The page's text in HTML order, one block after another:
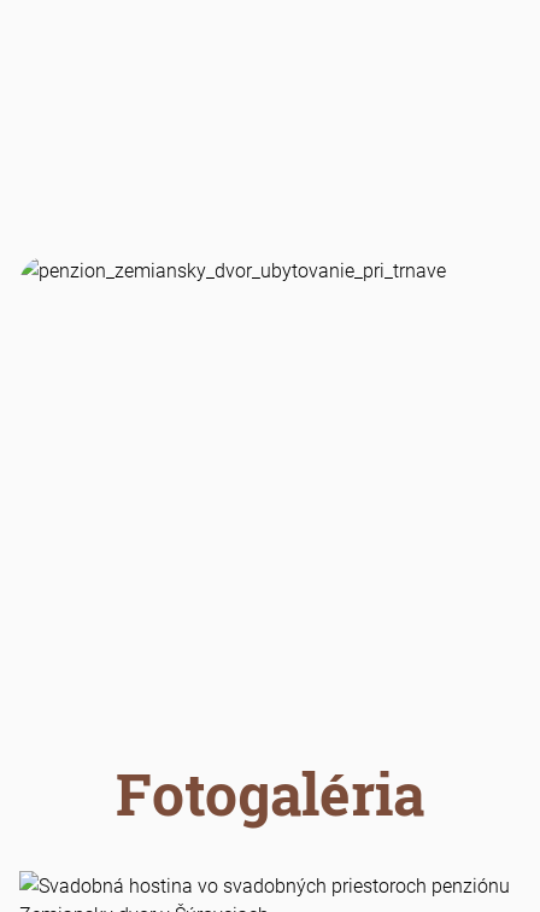
Fotogaléria